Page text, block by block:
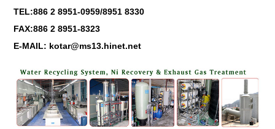
TEL:886 2 8951-0959/8951 8330
FAX:886 2 8951-8323
E-MAIL: kotar@ms13.hinet.net